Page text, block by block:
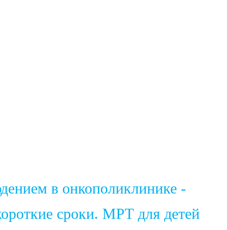
в онкополиклинике -
сроки. МРТ для детей